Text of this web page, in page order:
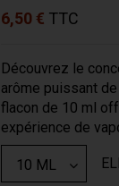
6,50 € TTC
Découvrez le
arôme puissant
flacon de 10 ml
expérience de